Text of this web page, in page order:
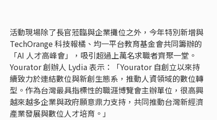
活動現場除了長官蒞臨與企業攤位之外，今年特別新增與
TechOrange 科技報橘、均一平台教育基金會共同籌辦的
「AI 人才高峰會」，吸引超過上萬名求職者齊聚一堂。
Yourator 創辦人 Lydia 表示：「Yourator 自創立以來持
續致力於連結數位與新創生態系，推動人資領域的數位轉
型。作為台灣最具指標性的職涯博覽會主辦單位，很高興
越來越多企業與政府願意鼎力支持，共同推動台灣新經濟
產業發展與數位人才培育。」